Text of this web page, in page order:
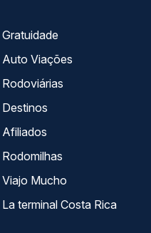
Gratuidade
Auto Viações
Rodoviárias
Destinos
Afiliados
Rodomilhas
Viajo Mucho
La terminal Costa Rica